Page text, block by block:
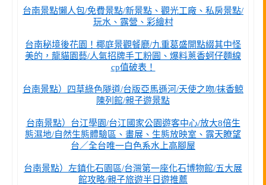
台南景點懶人包/免費景點/新景點、觀光工廠、私房景點/
玩水、露營、彩繪村
台南秘境後花園！椰庭景觀餐廳/九重葛盛開點綴其中怪
美的，龍貓園藝/人氣招牌手工粉圓、爆料蔥香蚵仔麵線
cp值破表！
台南景點）四草綠色隧道/台版亞馬遜河/天使之吻/抹香鯨
陳列館/親子遊景點
台南景點）台江學園/台江國家公園遊客中心/放大8倍生
態濕地/自然生態體驗區、畫展、生態放映室、露天瞭望
台／全台唯一白色系水上高腳屋
台南景點）左鎮化石園區/台灣第一座化石博物館/五大展
館攻略/親子旅遊半日遊推薦